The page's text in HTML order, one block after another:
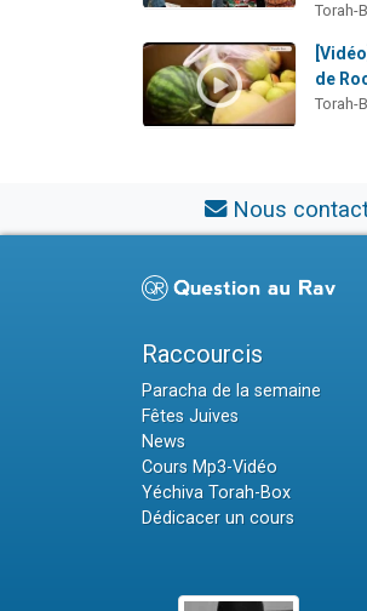
Torah-
de
Torah-
Nous
Raccourcis
Paracha de la semaine
Fêtes Juives
News
Cours Mp3-Vidéo
Yéchiva Torah-Box
Dédicacer un cours